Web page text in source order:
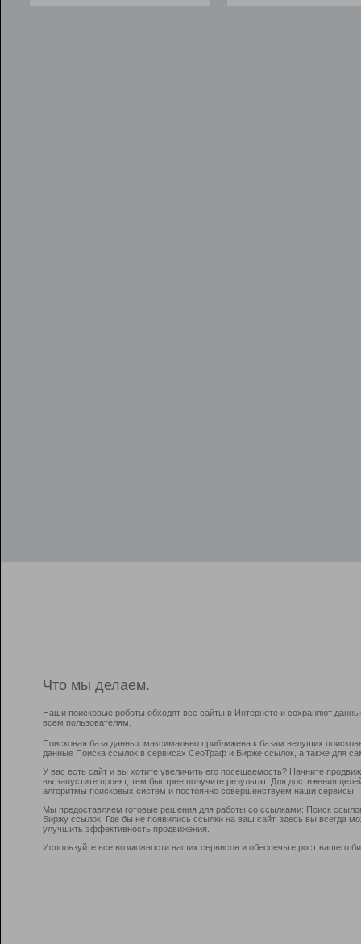
Что мы делаем.
Наши поисковые роботы обходят все сайты в Интернете и сохраняют
всем пользователям.
Поисковая база данных максимально приближена к базам ведущих
данные Поиска ссылок в сервисах СеоТраф и Бирже ссылок, а также для
У вас есть сайт и вы хотите увеличить его посещаемость? Начните
вы запустите проект, тем быстрее получите результат. Для достижения
алгоритмы поисковых систем и постоянно совершенствуем наши сервисы.
Мы предоставляем готовые решения для работы со ссылками: Поиск
Биржу ссылок. Где бы не появились ссылки на ваш сайт, здесь вы всегда
улучшить эффективность продвижения.
Используйте все возможности наших сервисов и обеспечьте рост вашего